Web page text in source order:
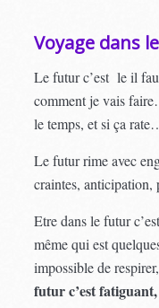
Voyage dans
Le futur c’est le il
comment je vais
le temps, et si ça
Le futur rime avec
craintes,
Etre dans le futur
même qui est
impossible de
futur c’est